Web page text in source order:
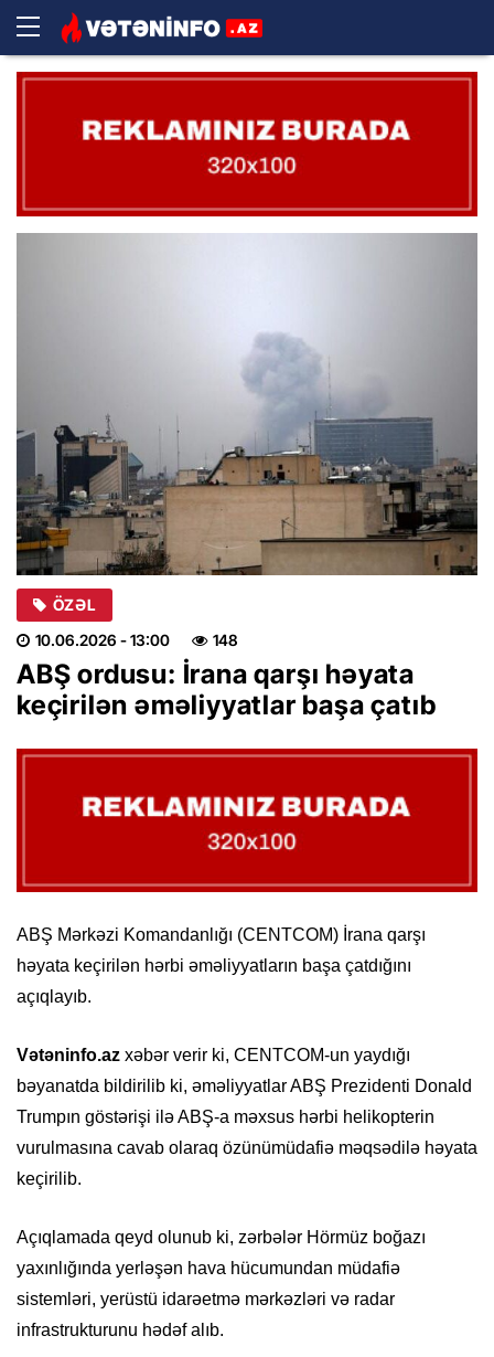
ÖZƏL
10.06.2026 - 13:00 148
ABŞ ordusu: İrana qarşı həyata
keçirilən əməliyyatlar başa çatıb
ABŞ Mərkəzi Komandanlığı (CENTCOM) İrana qarşı
həyata keçirilən hərbi əməliyyatların başa çatdığını
açıqlayıb.
Vətəninfo.az xəbər verir ki, CENTCOM-un yaydığı
bəyanatda bildirilib ki, əməliyyatlar ABŞ Prezidenti Donald
Trumpın göstərişi ilə ABŞ-a məxsus hərbi helikopterin
vurulmasına cavab olaraq özünümüdafiə məqsədilə həyata
keçirilib.
Açıqlamada qeyd olunub ki, zərbələr Hörmüz boğazı
yaxınlığında yerləşən hava hücumundan müdafiə
sistemləri, yerüstü idarəetmə mərkəzləri və radar
infrastrukturunu hədəf alıb.